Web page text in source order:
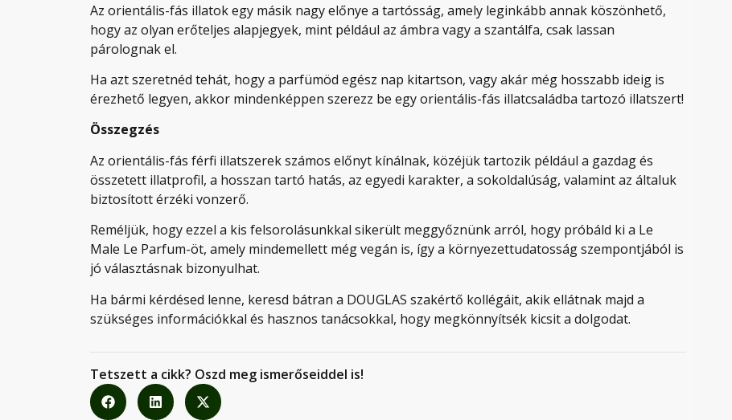
Az orientális-fás illatok egy másik nagy előnye a tartósság, amely leginkább annak köszönhető,
hogy az olyan erőteljes alapjegyek, mint például az ámbra vagy a szantálfa, csak lassan
párolognak el.
Ha azt szeretnéd tehát, hogy a parfümöd egész nap kitartson, vagy akár még hosszabb ideig is
érezhető legyen, akkor mindenképpen szerezz be egy orientális-fás illatcsaládba tartozó illatszert!
Összegzés
Az orientális-fás férfi illatszerek számos előnyt kínálnak, közéjük tartozik például a gazdag és
összetett illatprofil, a hosszan tartó hatás, az egyedi karakter, a sokoldalúság, valamint az általuk
biztosított érzéki vonzerő.
Reméljük, hogy ezzel a kis felsorolásunkkal sikerült meggyőznünk arról, hogy próbáld ki a Le
Male Le Parfum-öt, amely mindemellett még vegán is, így a környezettudatosság szempontjából is
jó választásnak bizonyulhat.
Ha bármi kérdésed lenne, keresd bátran a DOUGLAS szakértő kollégáit, akik ellátnak majd a
szükséges információkkal és hasznos tanácsokkal, hogy megkönnyítsék kicsit a dolgodat.
Tetszett a cikk? Oszd meg ismerőseiddel is!